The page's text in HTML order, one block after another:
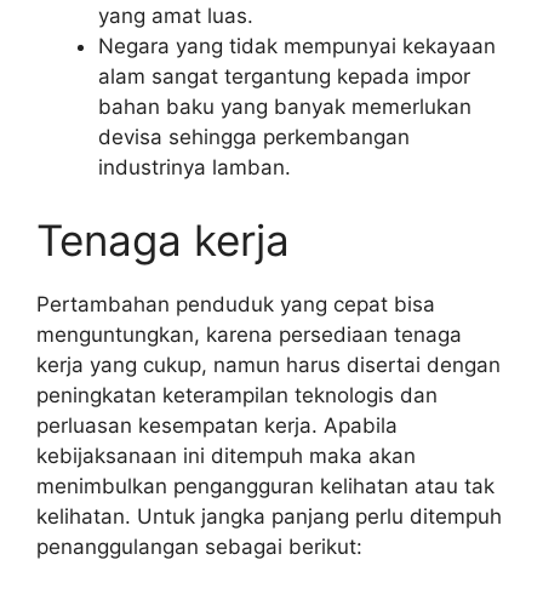
yang amat luas.
Negara yang tidak mempunyai kekayaan
alam sangat tergantung kepada impor
bahan baku yang banyak memerlukan
devisa sehingga perkembangan
industrinya lamban.
Tenaga kerja
Pertambahan penduduk yang cepat bisa
menguntungkan, karena persediaan tenaga
kerja yang cukup, namun harus disertai dengan
peningkatan keterampilan teknologis dan
perluasan kesempatan kerja. Apabila
kebijaksanaan ini ditempuh maka akan
menimbulkan pengangguran kelihatan atau tak
kelihatan. Untuk jangka panjang perlu ditempuh
penanggulangan sebagai berikut: